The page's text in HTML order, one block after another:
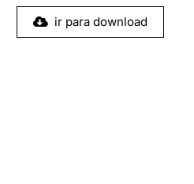
ir para download